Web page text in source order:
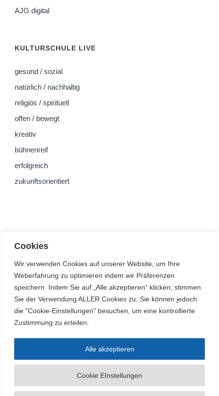
Cookies
Wir verwenden Cookies auf unserer Website, um Ihre
Weberfahrung zu optimieren indem wir Präferenzen
speichern. Indem Sie auf „Alle akzeptieren“ klicken, stimmen
Sie der Verwendung ALLER Cookies zu. Sie können jedoch
die "Cookie-Einstellungen" besuchen, um eine kontrollierte
Zustimmung zu erteilen.
Cookie EInstellungen
Alle akzeptieren
AJG digital
KULTURSCHULE LIVE
gesund / sozial
natürlich / nachhaltig
religiös / spirituell
offen / bewegt
kreativ
bühnenreif
erfolgreich
zukunftsorientiert
© Arnold-Janssen-Gymnasium | Alle Rechte vorbehalten |
Impressum/Datenschutz|ajg@bistum-muenster.de